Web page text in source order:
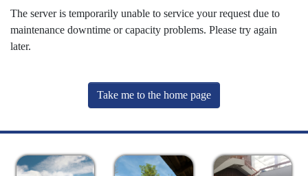
The server is temporarily unable to service your request due to
maintenance downtime or capacity problems. Please try again
later.
Take me to the home page